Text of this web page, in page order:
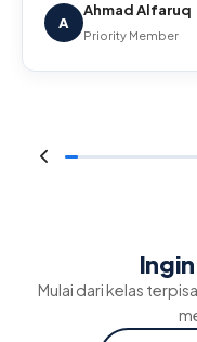
A
Ahmad Alfaruq
Priority Member
Mulai dari kelas